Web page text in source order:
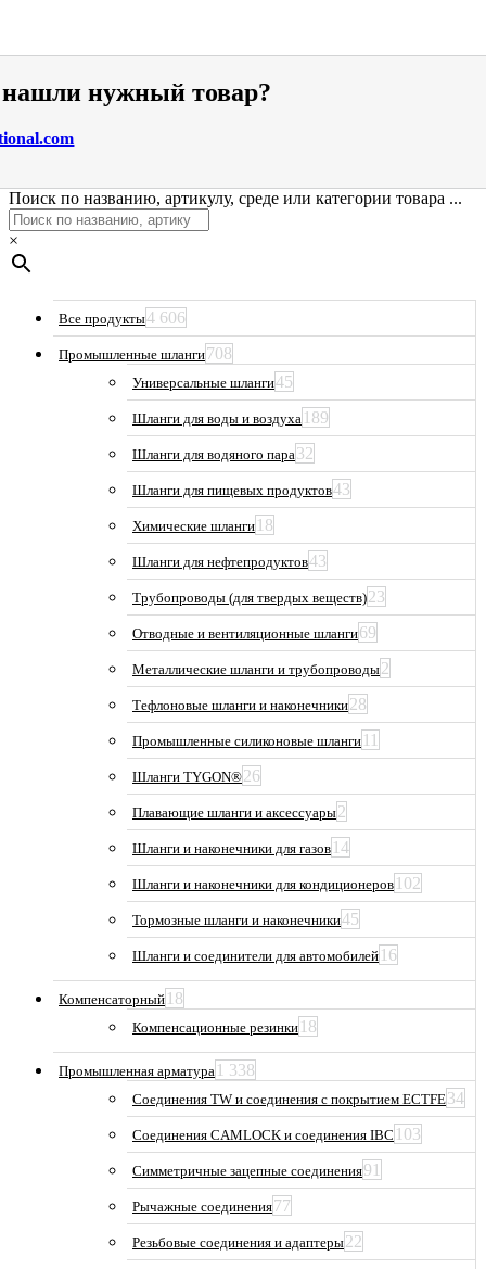
нужный товар?
Поиск по названию, артикулу, среде или категории товара ...
×
Все продукты4 606
Промышленные шланги708
Универсальные шланги45
Шланги для воды и воздуха 189
Шланги для водяного пара32
Шланги для пищевых продуктов43
Химические шланги 18
Шланги для нефтепродуктов43
Трубопроводы (для твердых веществ)23
Отводные и вентиляционные шланги69
Металлические шланги и трубопроводы2
Тефлоновые шланги и наконечники28
Промышленные силиконовые шланги 11
Шланги TYGON®26
Плавающие шланги и аксессуары2
Шланги и наконечники для газов 14
Шланги и наконечники для кондиционеров 102
Тормозные шланги и наконечники45
Шланги и соединители для автомобилей 16
Компенсаторный 18
Компенсационные резинки 18
Промышленная арматура 1 338
Соединения TW и соединения с покрытием ECTFE34
Соединения CAMLOCK и соединения IBC 103
Симметричные зацепные соединения91
Рычажные соединения77
Резьбовые соединения и адаптеры22